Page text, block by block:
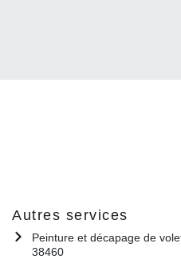
Autres services
Peinture et décapage de
38460